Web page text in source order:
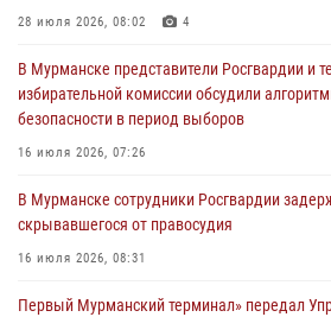
Сотрудники Росгвардии провели инструктаж
комиссий в преддверии выборов
31 июля 2026, 08:48 3
Сотрудники Росгвардии задержали
30 июля 2026, 14:09
28 июля 2026, 08:02 4
В Мурманске представители Росгвардии и
избирательной комиссии обсудили
безопасности в период выборов
16 июля 2026, 07:26
В Мурманске сотрудники Росгвардии
скрывавшегося от правосудия
16 июля 2026, 08:31
Первый Мурманский терминал» передал